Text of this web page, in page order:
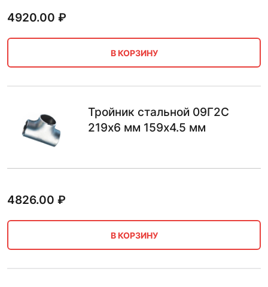
4920.00 ₽
В КОРЗИНУ
Тройник стальной 09Г2С
219х6 мм 159х4.5 мм
4826.00 ₽
В КОРЗИНУ